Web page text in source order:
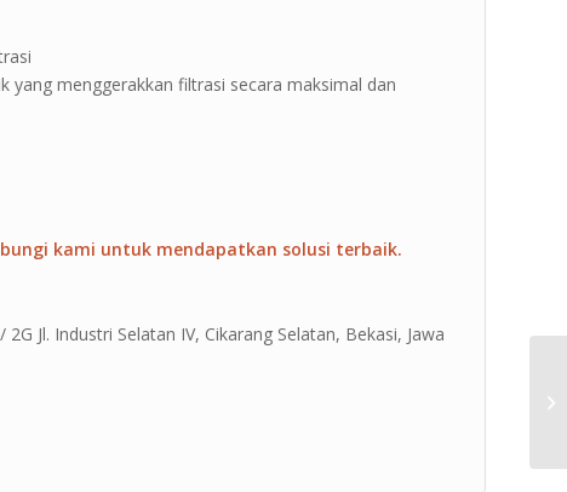
yang menggerakkan filtrasi secara maksimal dan
kami untuk mendapatkan solusi terbaik.
Jl. Industri Selatan IV, Cikarang Selatan, Bekasi, Jawa